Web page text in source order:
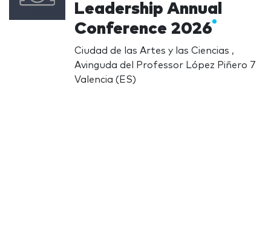
Leadership Annual
Conference 2026
Ciudad de las Artes y las Ciencias ,
Avinguda del Professor López Piñero 7
Valencia (ES)